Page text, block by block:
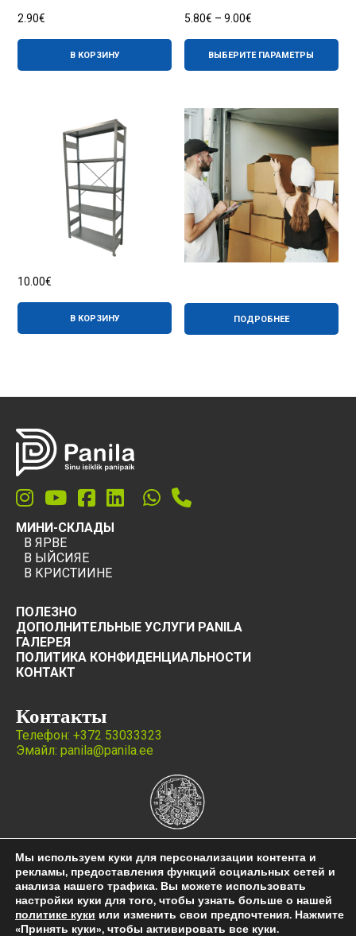
2.90€
В КОРЗИНУ
5.80€ – 9.00€
5.80€
–
9.00€
ВЫБЕРИТЕ ПАРАМЕТРЫ
10.00€
В КОРЗИНУ ПОДРОБНЕЕ
МИНИ-СКЛАДЫ
В ЯРВЕ
В ЫЙСИЯЕ
В КРИСТИИНЕ
ПОЛЕЗНО
ДОПОЛНИТЕЛЬНЫЕ УСЛУГИ PANILA
ГАЛЕРЕЯ
ПОЛИТИКА КОНФИДЕНЦИАЛЬНОСТИ
КОНТАКТ
Контакты
Телефон: +372 53033323
Эмайл: panila@panila.ee
Мы используем куки для персонализации контента и
рекламы, предоставления функций социальных сетей и
анализа нашего трафика. Вы можете использовать
настройки куки для того, чтобы узнать больше о нашей
политике куки или изменить свои предпочтения. Нажмите
«Принять куки», чтобы активировать все куки.